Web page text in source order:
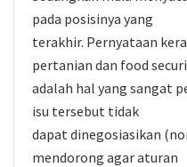
pada posisinya yang
terakhir. Pernyataan
pertanian dan food
adalah hal yang sangat
isu tersebut tidak
dapat dinegosiasikan
mendorong agar aturan